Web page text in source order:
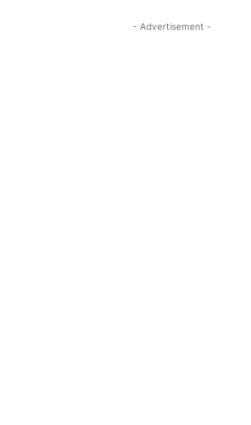
- Advertisement -